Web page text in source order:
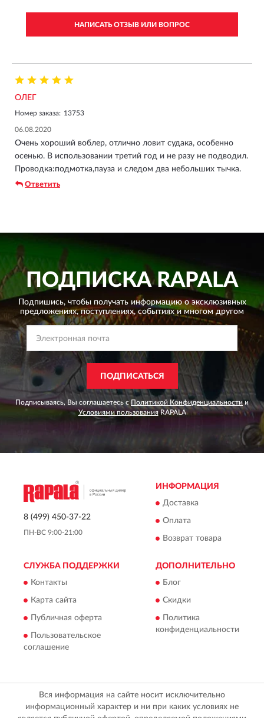
НАПИСАТЬ ОТЗЫВ ИЛИ ВОПРОС
ОЛЕГ
Номер заказа: 13753
06.08.2020
Очень хороший воблер, отлично ловит судака, особенно
осенью. В использовании третий год и не разу не подводил.
Проводка:подмотка,пауза и следом два небольших тычка.
Ответить
ПОДПИСКАRAPALA
Подпишись, чтобы получать информацию о эксклюзивных
предложениях,поступлениях, событиях и многом другом
ПОДПИСАТЬСЯ
Подписываясь, Вы соглашаетесь сПолитикой Конфиденциальности и
Условиями пользованияRAPALA
8 (499) 450-37-22
ПН-ВС 9:00-21:00
ИНФОРМАЦИЯ
Доставка
Оплата
Возврат товара
СЛУЖБА ПОДДЕРЖКИ
Контакты
Карта сайта
Публичная оферта
Пользовательское
соглашение
ДОПОЛНИТЕЛЬНО
Блог
Скидки
Политика
конфиденциальности
Вся информация на сайте носит исключительно
информационный характер и ни при каких условиях не